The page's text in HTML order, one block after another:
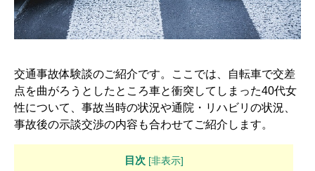
交通事故体験談のご紹介です。ここでは、自転車で交差
点を曲がろうとしたところ車と衝突してしまった40代女
性について、事故当時の状況や通院・リハビリの状況、
事故後の示談交渉の内容も合わせてご紹介します。
目次 [非表示]
後遺障害認定
示談交渉
交通事故体験談 ▼
乗用車事故の体験談